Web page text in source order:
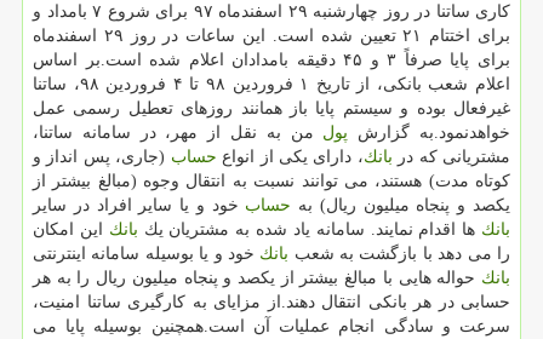
كاری ساتنا در روز چهارشنبه ۲۹ اسفندماه ۹۷ برای شروع ۷ بامداد و
برای اختتام ۲۱ تعیین شده است. این ساعات در روز ۲۹ اسفندماه
برای پایا صرفاً ۳ و ۴۵ دقیقه بامدادان اعلام شده است.بر اساس
اعلام شعب بانكی، از تاریخ ۱ فروردین ۹۸ تا ۴ فروردین ۹۸، ساتنا
غیرفعال بوده و سیستم پایا باز همانند روزهای تعطیل رسمی عمل
خواهدنمود.به گزارش پول من به نقل از مهر، در سامانه ساتنا،
مشتریانی كه در بانك، دارای یكی از انواع حساب (جاری، پس انداز و
كوتاه مدت) هستند، می توانند نسبت به انتقال وجوه (مبالغ بیشتر از
یكصد و پنجاه میلیون ریال) به حساب خود و یا سایر افراد در سایر
بانك ها اقدام نمایند. سامانه یاد شده به مشتریان یك بانك این امكان
را می دهد با بازگشت به شعب بانك خود و یا بوسیله سامانه اینترنتی
بانك حواله هایی با مبالغ بیشتر از یكصد و پنجاه میلیون ریال را به هر
حسابی در هر بانكی انتقال دهند.از مزایای به كارگیری ساتنا امنیت،
سرعت و سادگی انجام عملیات آن است.همچنین بوسیله پایا می